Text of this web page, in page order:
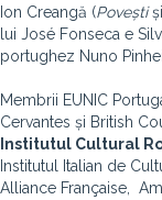
Ion Creangă (Poveștiși
lui José Fonseca e
portughez Nuno
Membrii EUNIC
Cervantes și British
Institutul Cultural
Institutul Italian de
Alliance Française,